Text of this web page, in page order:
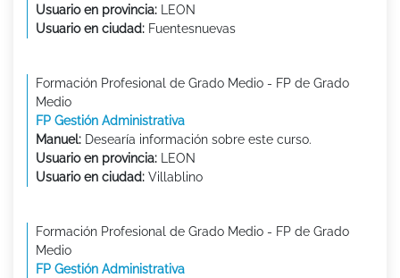
Usuario en provincia: LEON
Usuario en ciudad: Fuentesnuevas
Formación Profesional de Grado Medio - FP de Grado
Medio
FP Gestión Administrativa
Manuel: Desearía información sobre este curso.
Usuario en provincia: LEON
Usuario en ciudad: Villablino
Formación Profesional de Grado Medio - FP de Grado
Medio
FP Gestión Administrativa